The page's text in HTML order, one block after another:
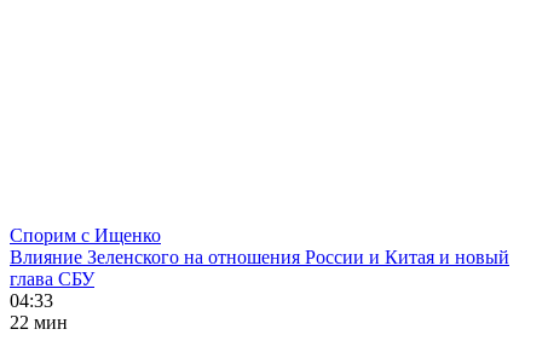
Спорим с Ищенко
Влияние Зеленского на отношения России и Китая и новый
глава СБУ
04:33
22 мин